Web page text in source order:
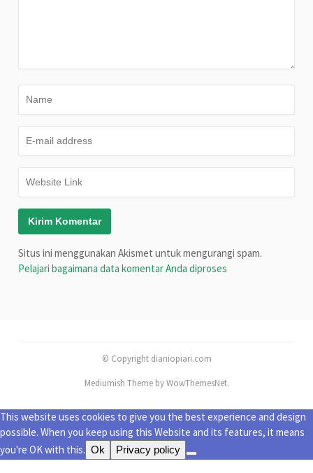
Situs ini menggunakan Akismet untuk mengurangi spam.
Pelajari bagaimana data komentar Anda diproses
© Copyright dianiopiari.com
Mediumish Theme by WowThemesNet.
This website uses cookies to give you the best experience and design
possible. When you keep using this Website and its features, it means
you're OK with this. Ok Privacy policy